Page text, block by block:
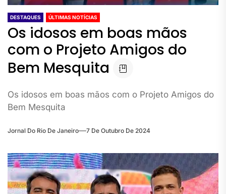
DESTAQUES ÚLTIMAS NOTÍCIAS
Os idosos em boas mãos
com o Projeto Amigos do
Bem Mesquita
Os idosos em boas mãos com o Projeto Amigos do
Bem Mesquita
Jornal Do Rio De Janeiro 7 De Outubro De 2024